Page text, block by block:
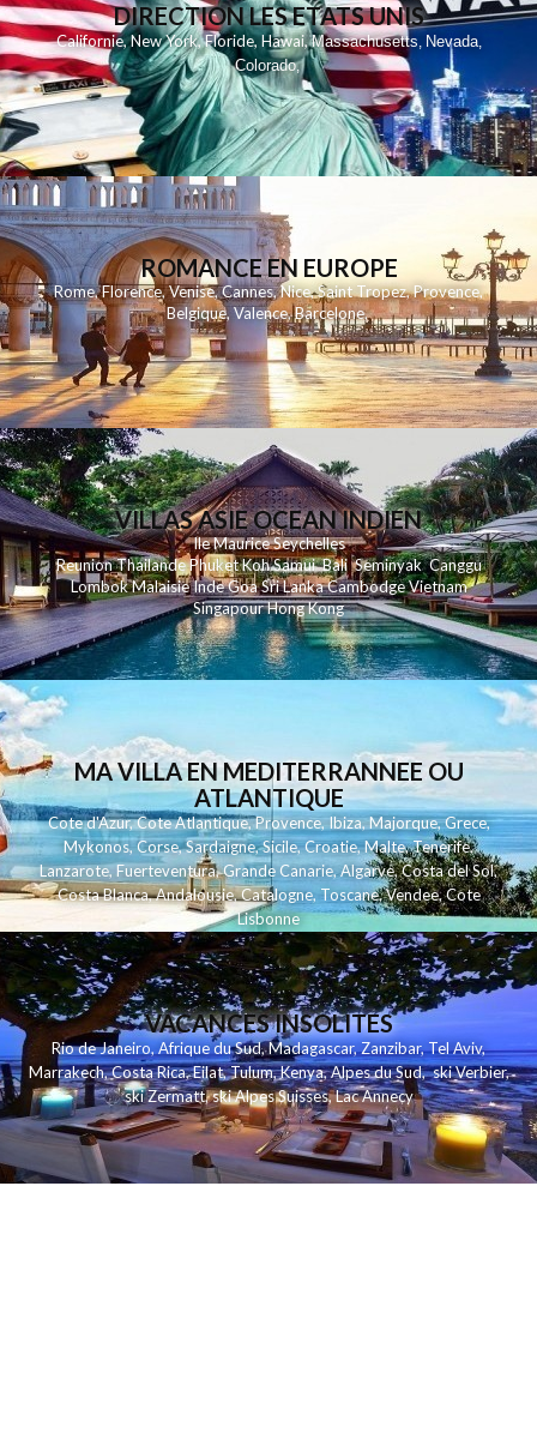
DIRECTION LES ETATS UNIS
Californie,New York,Floride,Hawai,Massachusetts, Nevada,
Colorado,
ROMANCE EN EUROPE
Rome,Florence,Venise,Cannes,Nice,Saint Tropez,Provence,
Belgique,Valence,Barcelone,
VILLAS ASIE OCEAN INDIEN
Ile MauriceSeychelles
ReunionThailandePhuketKohSamui Bali SeminyakCanggu
LombokMalaisieIndeGoaSri LankaCambodgeVietnam
SingapourHong Kong
MA VILLA EN MEDITERRANNEE OU
ATLANTIQUE
Cote d'Azur,Cote Atlantique,Provence,Ibiza,Majorque,Grece,
Mykonos,Corse,Sardaigne,Sicile,Croatie,Malte,Tenerife,
Lanzarote,Fuerteventura,Grande Canarie,Algarve,Costa del Sol,
Costa Blanca,Andalousie,Catalogne,Toscane,Vendee,Cote
Lisbonne
VACANCES INSOLITES
Rio de Janeiro,Afrique du Sud,Madagascar,Zanzibar,Tel Aviv,
Marrakech,Costa Rica,Eilat,Tulum,Kenya,Alpes du Sud,ski Verbier,
ski Zermatt,ski Alpes Suisses,Lac Annecy